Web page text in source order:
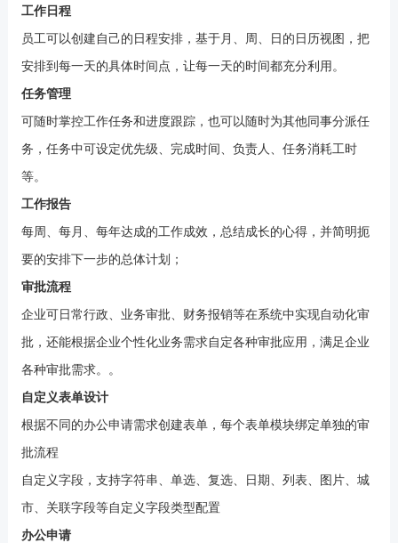
工作日程
员工可以创建自己的日程安排，基于月、周、日的日历视图，把
安排到每一天的具体时间点，让每一天的时间都充分利用。
任务管理
可随时掌控工作任务和进度跟踪，也可以随时为其他同事分派任
务，任务中可设定优先级、完成时间、负责人、任务消耗工时
等。
工作报告
每周、每月、每年达成的工作成效，总结成长的心得，并简明扼
要的安排下一步的总体计划；
审批流程
企业可日常行政、业务审批、财务报销等在系统中 实现自动化审
批，还能根据企业个性化业务需求自定各种审批应用，满足企业
各种审批需求。。
自定义表单设计
根据不同的办公申请需求创建表单，每个表单模块绑定单独的审
批流程
自定义字段，支持字符串、单选、复选、日期、列表、图片、城
市、关联字段等自定义字段类型配置
办公申请